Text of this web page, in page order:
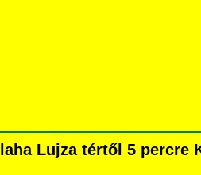
Lujza tértől 5 percre